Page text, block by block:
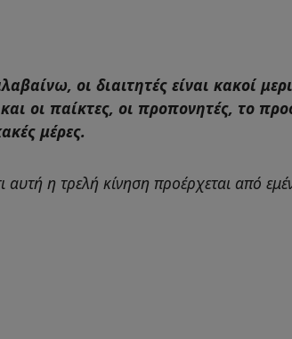
οι διαιτητές είναι κακοί
και οι παίκτες, οι προπονητές, το
μέρες.
αυτή η τρελή κίνηση προέρχεται από